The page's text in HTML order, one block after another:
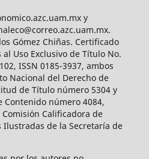
y
Gómez Chiñas. Certificado
Uso Exclusivo de Título No.
ISSN 0185-3937, ambos
Nacional del Derecho de
de Título número 5304 y
Contenido número 4084,
Calificadora de
Ilustradas de la Secretaría de